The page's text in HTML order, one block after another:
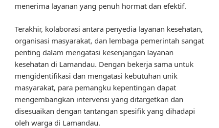
menerima layanan yang penuh hormat dan efektif.
Terakhir, kolaborasi antara penyedia layanan kesehatan,
organisasi masyarakat, dan lembaga pemerintah sangat
penting dalam mengatasi kesenjangan layanan
kesehatan di Lamandau. Dengan bekerja sama untuk
mengidentifikasi dan mengatasi kebutuhan unik
masyarakat, para pemangku kepentingan dapat
mengembangkan intervensi yang ditargetkan dan
disesuaikan dengan tantangan spesifik yang dihadapi
oleh warga di Lamandau.